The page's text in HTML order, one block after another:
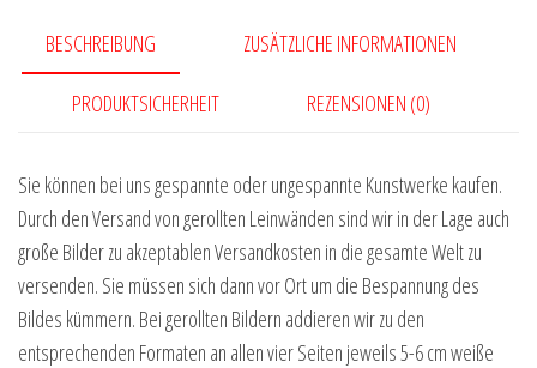
#pop10188
Menge
BESCHREIBUNG ZUSÄTZLICHE INFORMATIONEN
PRODUKTSICHERHEIT REZENSIONEN (0)
Sie können bei uns gespannte oder ungespannte Kunstwerke kaufen.
Durch den Versand von gerollten Leinwänden sind wir in der Lage auch
große Bilder zu akzeptablen Versandkosten in die gesamte Welt zu
versenden. Sie müssen sich dann vor Ort um die Bespannung des
Bildes kümmern. Bei gerollten Bildern addieren wir zu den
entsprechenden Formaten an allen vier Seiten jeweils 5-6 cm weiße